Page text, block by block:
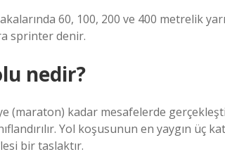
60, 100, 200 ve 400 metrelik
sprinter denir.
nedir?
(maraton) kadar mesafelerde
Yol koşusunun en yaygın üç
bir taslaktır.